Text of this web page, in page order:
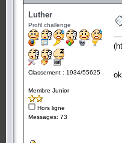
Luther
Profil challenge
Classement : 1934/55625
Membre Junior
Hors ligne
Messages: 73